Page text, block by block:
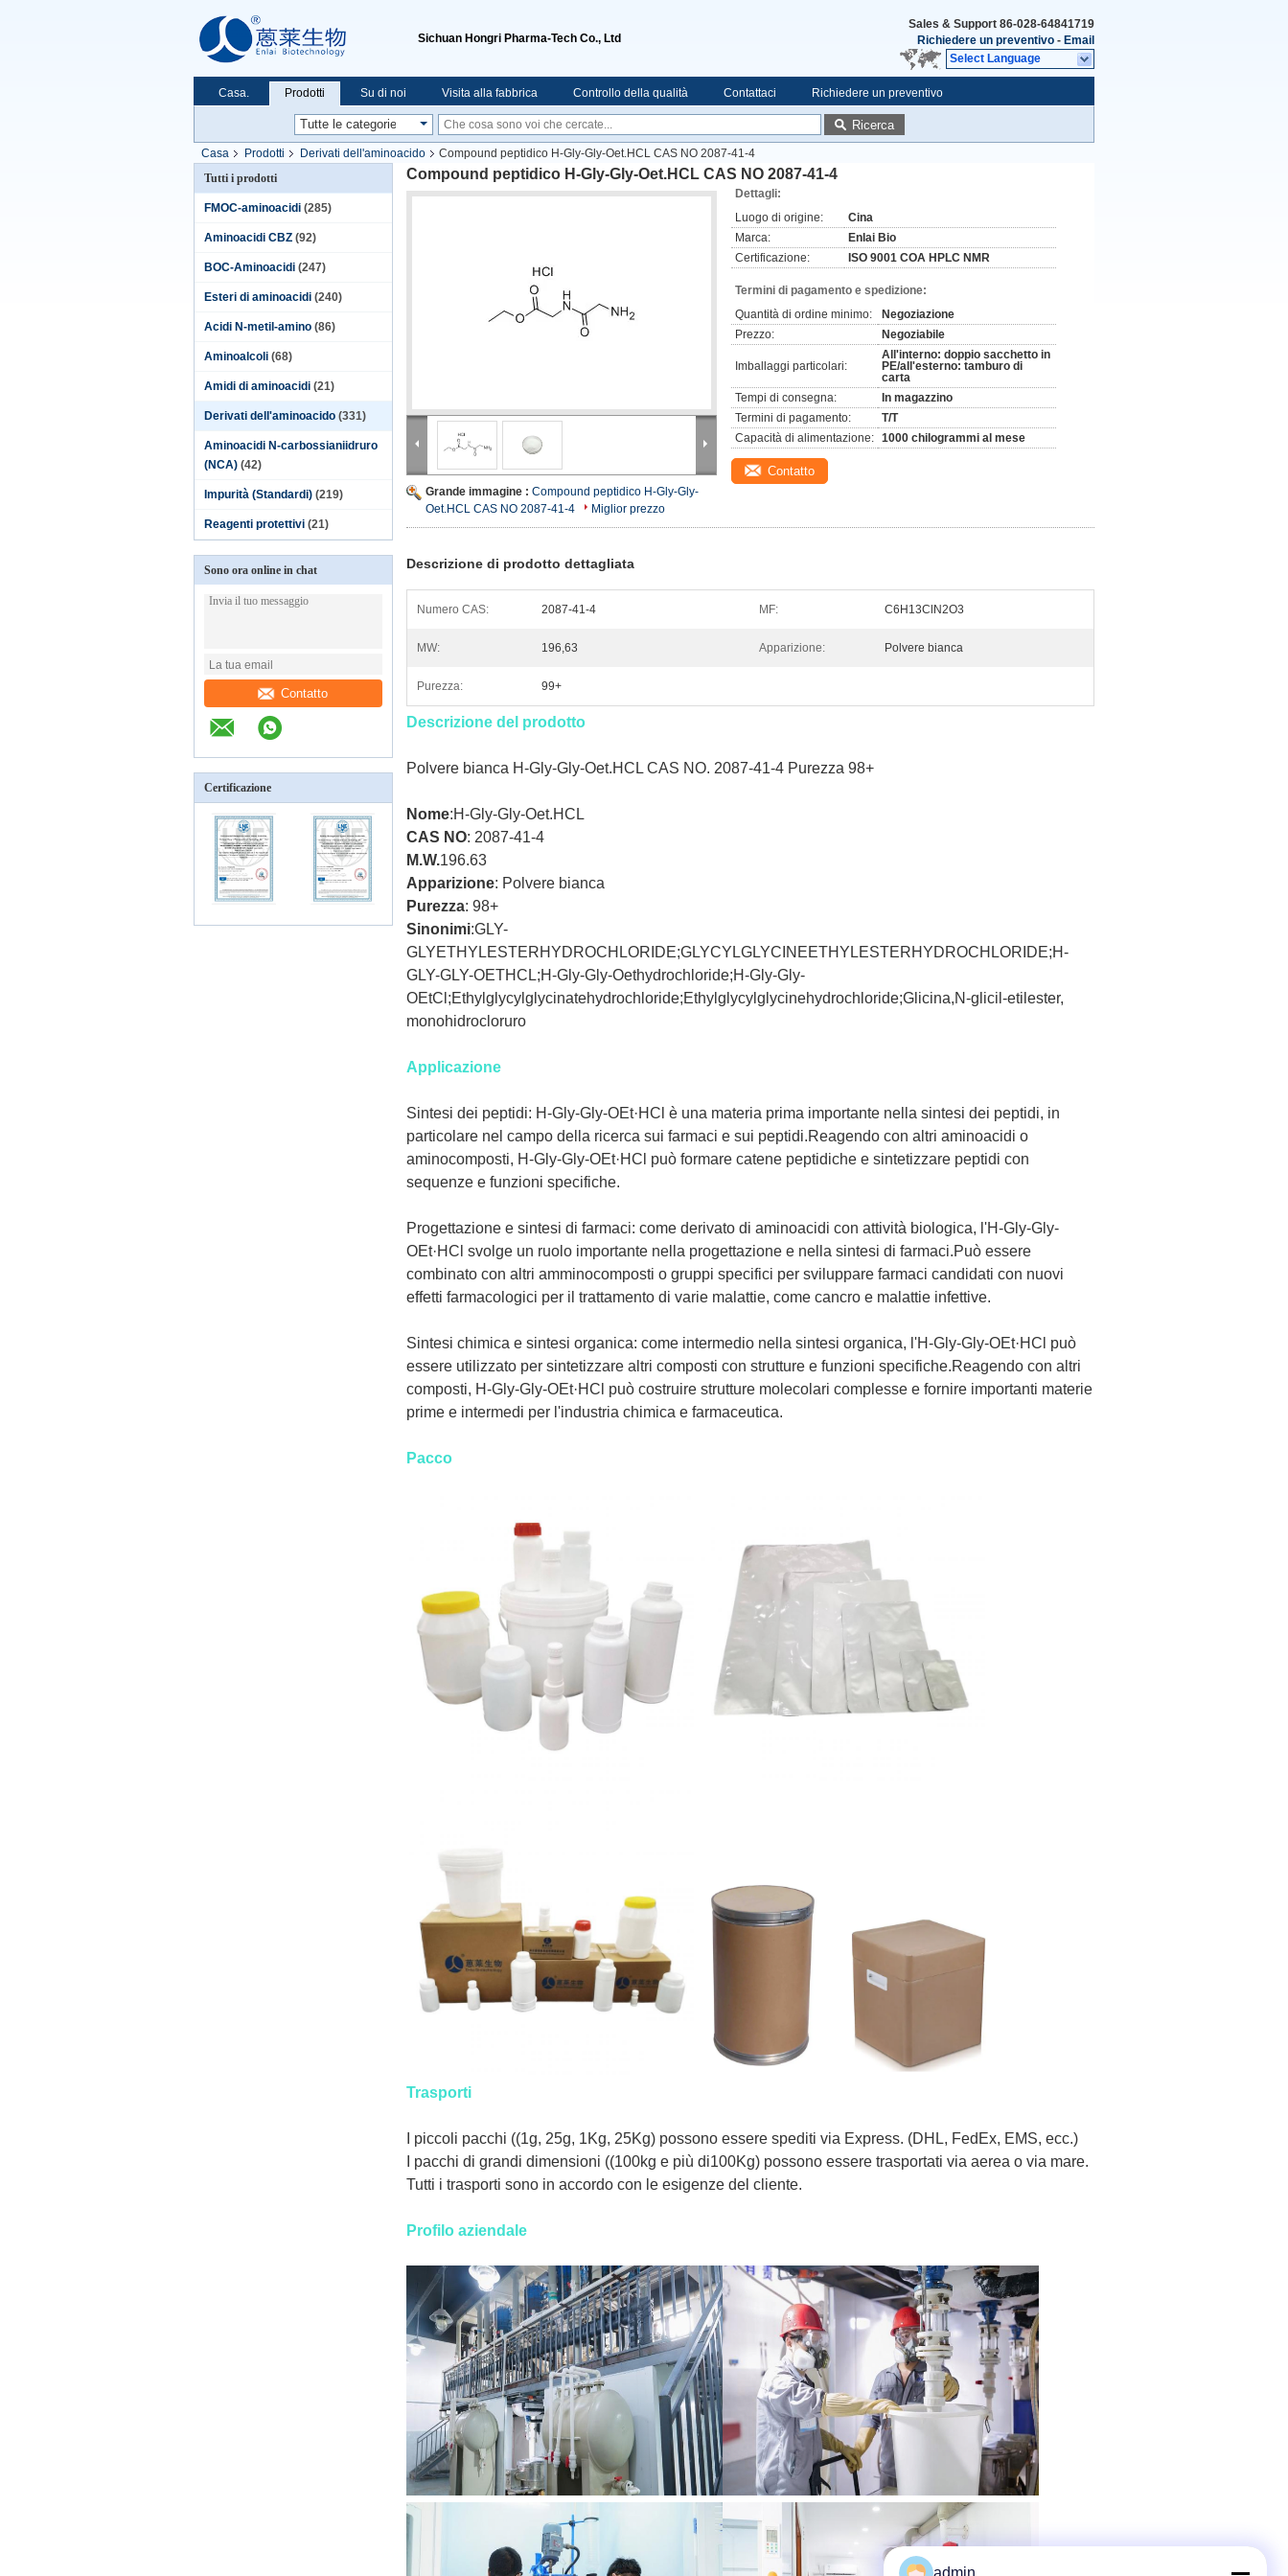
Sichuan Hongri Pharma-Tech Co., Ltd
Sales & Support 86-028-64841719
Richiedere un preventivo - Email
Select Language
Casa. Prodotti Su di noi Visita alla fabbrica Controllo della qualità Contattaci Richiedere un preventivo
Ricerca
Casa Prodotti Derivati dell'aminoacido
Compound peptidico H-Gly-Gly-Oet.HCL CAS NO 2087-41-4
Tutti i prodotti
FMOC-aminoacidi (285)
Aminoacidi CBZ (92)
BOC-Aminoacidi (247)
Esteri di aminoacidi (240)
Acidi N-metil-amino (86)
Aminoalcoli (68)
Amidi di aminoacidi (21)
Derivati dell'aminoacido (331)
Aminoacidi N-carbossianiidruro
(NCA) (42)
Impurità (Standardi) (219)
Reagenti protettivi (21)
Sono ora online in chat
Contatto
Certificazione
Compound peptidico H-Gly-Gly-Oet.HCL CAS NO 2087-41-4
Grande immagine : Compound peptidico H-Gly-Gly-
Oet.HCL CAS NO 2087-41-4
Miglior prezzo
Dettagli:
Luogo di origine:
Cina
Marca:
Enlai Bio
Certificazione:
ISO 9001 COA HPLC NMR
Termini di pagamento e spedizione:
Quantità di ordine minimo:
Negoziazione
Prezzo:
Negoziabile
Imballaggi particolari:
All'interno: doppio sacchetto in
PE/all'esterno: tamburo di
carta
Tempi di consegna:
In magazzino
Termini di pagamento:
T/T
Capacità di alimentazione: 1000 chilogrammi al mese
Contatto
Descrizione di prodotto dettagliata
Numero CAS: 2087-41-4 MF: C6H13ClN2O3
MW: 196,63 Apparizione: Polvere bianca
Purezza: 99+
Descrizione del prodotto
Polvere bianca H-Gly-Gly-Oet.HCL CAS NO. 2087-41-4 Purezza 98+
Nome:H-Gly-Gly-Oet.HCL
CAS NO: 2087-41-4
M.W.196.63
Apparizione: Polvere bianca
Purezza: 98+
Sinonimi:GLY-
GLYETHYLESTERHYDROCHLORIDE;GLYCYLGLYCINEETHYLESTERHYDROCHLORIDE;H-
GLY-GLY-OETHCL;H-Gly-Gly-Oethydrochloride;H-Gly-Gly-
OEtCl;Ethylglycylglycinatehydrochloride;Ethylglycylglycinehydrochloride;Glicina,N-glicil-etilester,
monohidrocloruro
Applicazione
Sintesi dei peptidi: H-Gly-Gly-OEt·HCl è una materia prima importante nella sintesi dei peptidi, in
particolare nel campo della ricerca sui farmaci e sui peptidi.Reagendo con altri aminoacidi o
aminocomposti, H-Gly-Gly-OEt·HCl può formare catene peptidiche e sintetizzare peptidi con
sequenze e funzioni specifiche.
Progettazione e sintesi di farmaci: come derivato di aminoacidi con attività biologica, l'H-Gly-Gly-
OEt·HCl svolge un ruolo importante nella progettazione e nella sintesi di farmaci.Può essere
combinato con altri amminocomposti o gruppi specifici per sviluppare farmaci candidati con nuovi
effetti farmacologici per il trattamento di varie malattie, come cancro e malattie infettive.
Sintesi chimica e sintesi organica: come intermedio nella sintesi organica, l'H-Gly-Gly-OEt·HCl può
essere utilizzato per sintetizzare altri composti con strutture e funzioni specifiche.Reagendo con altri
composti, H-Gly-Gly-OEt·HCl può costruire strutture molecolari complesse e fornire importanti materie
prime e intermedi per l'industria chimica e farmaceutica.
Pacco
Trasporti
I piccoli pacchi ((1g, 25g, 1Kg, 25Kg) possono essere spediti via Express. (DHL, FedEx, EMS, ecc.)
I pacchi di grandi dimensioni ((100kg e più di100Kg) possono essere trasportati via aerea o via mare.
Tutti i trasporti sono in accordo con le esigenze del cliente.
Profilo aziendale
admin